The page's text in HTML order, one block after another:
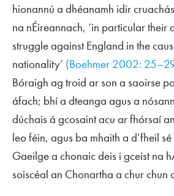
hionannú a dhéanamh idir
na nÉireannach, ‘in particular their
struggle against England in the
nationality’ (Boehmer 2002:
Bóraigh ag troid ar son a saoirse
áfach; bhí a dteanga agus a
dúchais á gcosaint acu ar fhórsaí
leo féin, agus ba mhaith a d’fheil
Gaeilge a chonaic deis i gceist na
soiscéal an Chonartha a chur chun